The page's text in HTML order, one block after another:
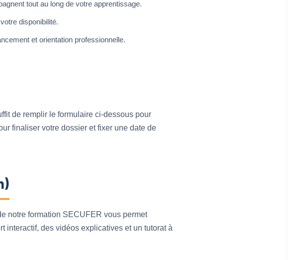
tout au long de votre apprentissage.
disponibilité.
et orientation professionnelle.
de remplir le formulaire ci-dessous pour
finaliser votre dossier et fixer une date de
notre formation SECUFER vous permet
interactif, des vidéos explicatives et un tutorat à